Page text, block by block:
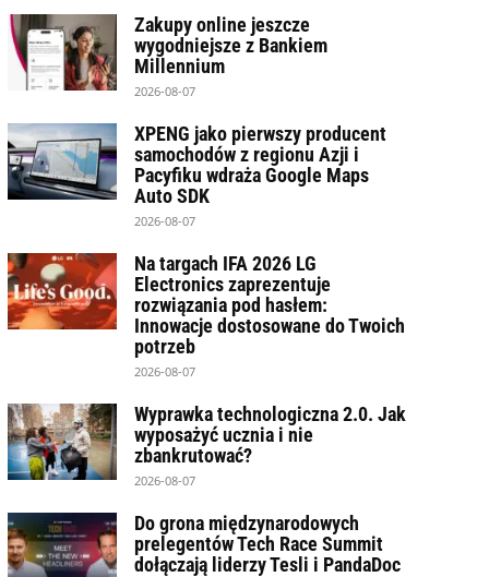
Zakupy online jeszcze
wygodniejsze z Bankiem
Millennium
2026-08-07
XPENG jako pierwszy producent
samochodów z regionu Azji i
Pacyfiku wdraża Google Maps
Auto SDK
2026-08-07
Na targach IFA 2026 LG
Electronics zaprezentuje
rozwiązania pod hasłem:
Innowacje dostosowane do Twoich
potrzeb
2026-08-07
Wyprawka technologiczna 2.0. Jak
wyposażyć ucznia i nie
zbankrutować?
2026-08-07
Do grona międzynarodowych
prelegentów Tech Race Summit
dołączają liderzy Tesli i PandaDoc